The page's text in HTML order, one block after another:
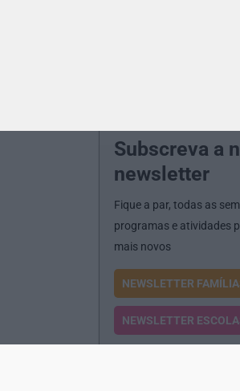
Subscreva a
newsletter
Fique a par, todas as
programas e atividades
mais novos
NEWSLETTER
NEWSLETTER